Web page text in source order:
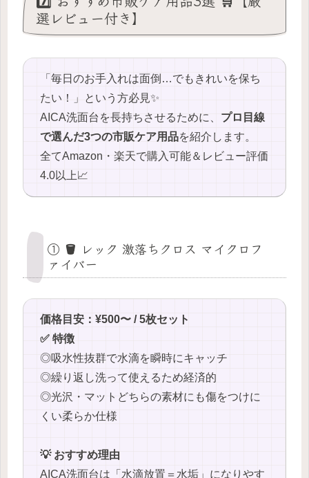
選レビュー付き】
「毎日のお手入れは面倒…でもきれいを保ち
たい！」という方必見✨
AICA洗面台を長持ちさせるために、 プロ目線
で選んだ3つの市販ケア用品を紹介します。
全てAmazon・楽天で購入可能＆レビュー評価
4.0以上📈
① 🪣 レック 激落ちクロス マイクロフ
ァイバー
価格目安：¥500〜 / 5枚セット
✅ 特徴
◎吸水性抜群で水滴を瞬時にキャッチ
◎繰り返し洗って使えるため経済的
◎光沢・マットどちらの素材にも傷をつけに
くい柔らか仕様
💡 おすすめ理由
AICA洗面台は「水滴放置＝水垢」になりやす